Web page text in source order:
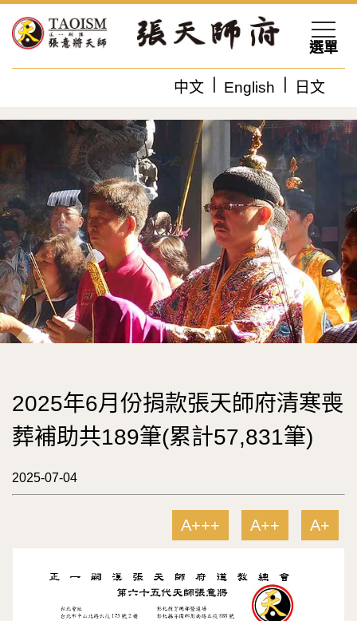
中文 English 日文
選單
2025年6月份捐款張天師府清寒喪
葬補助共189筆(累計57,831筆)
2025-07-04
A+++ A++ A+